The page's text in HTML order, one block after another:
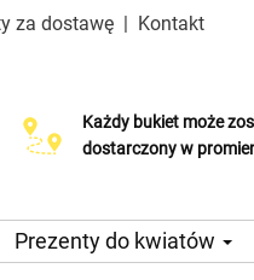
za dostawę | Kontakt
Każdy bukiet może
dostarczony w
Usługa Click & Collect
Prezenty do kwiatów